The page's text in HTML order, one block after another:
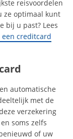
reisvoordelen
ze optimaal kunt
bij u past? Lees
een creditcard
automatische
met de
verzekering
soms zelfs
of uw